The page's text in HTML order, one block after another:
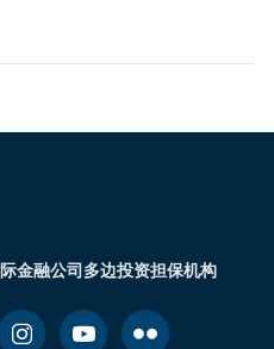
金融公司多边投资担保机构